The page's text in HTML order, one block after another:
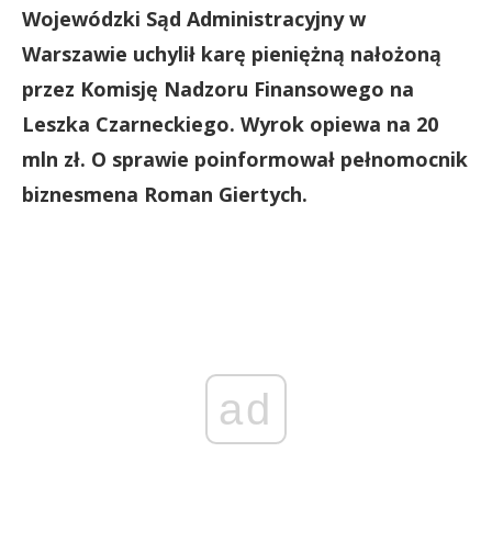
Wojewódzki Sąd Administracyjny w
Warszawie uchylił karę pieniężną nałożoną
przez Komisję Nadzoru Finansowego na
Leszka Czarneckiego. Wyrok opiewa na 20
mln zł. O sprawie poinformował pełnomocnik
biznesmena Roman Giertych.
ad